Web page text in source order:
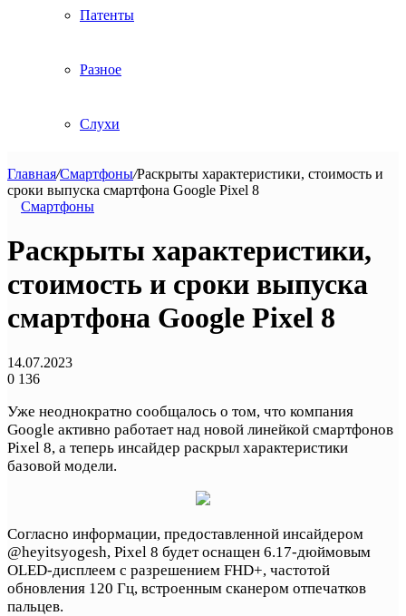
Патенты
Разное
Слухи
Главная/Смартфоны/Раскрыты характеристики, стоимость и
сроки выпуска смартфона Google Pixel 8
Смартфоны
Раскрыты характеристики,
стоимость и сроки выпуска
смартфона Google Pixel 8
14.07.2023
0 136
Уже неоднократно сообщалось о том, что компания
Google активно работает над новой линейкой смартфонов
Pixel 8, а теперь инсайдер раскрыл характеристики
базовой модели.
Согласно информации, предоставленной инсайдером
@heyitsyogesh, Pixel 8 будет оснащен 6.17-дюймовым
OLED-дисплеем с разрешением FHD+, частотой
обновления 120 Гц, встроенным сканером отпечатков
пальцев.